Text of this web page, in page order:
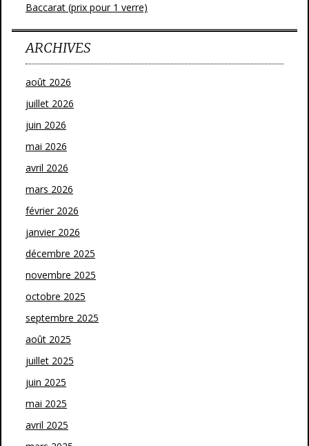
Baccarat (prix pour 1 verre)
ARCHIVES
août 2026
juillet 2026
juin 2026
mai 2026
avril 2026
mars 2026
février 2026
janvier 2026
décembre 2025
novembre 2025
octobre 2025
septembre 2025
août 2025
juillet 2025
juin 2025
mai 2025
avril 2025